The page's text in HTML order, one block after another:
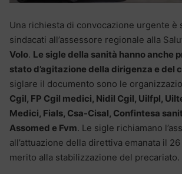
Una richiesta di convocazione urgente è
sindacati all’assessore regionale alla
Volo. Le sigle della sanità hanno anche
stato d’agitazione della dirigenza e del
siglare il documento sono le
Cgil, FP Cgil medici, Nidil Cgil, Uilfpl,
Medici, Fials, Csa-Cisal, Confintesa
Assomed e Fvm. Le sigle richiamano
all’attuazione della direttiva emanata il
merito alla stabilizzazione del precariato.